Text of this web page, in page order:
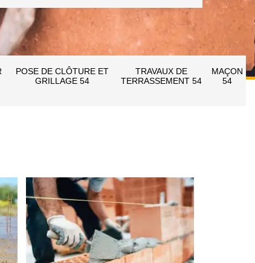
POSE DE CLÔTURE ET
GRILLAGE 54
TRAVAUX DE
TERRASSEMENT 54
MAÇON
54